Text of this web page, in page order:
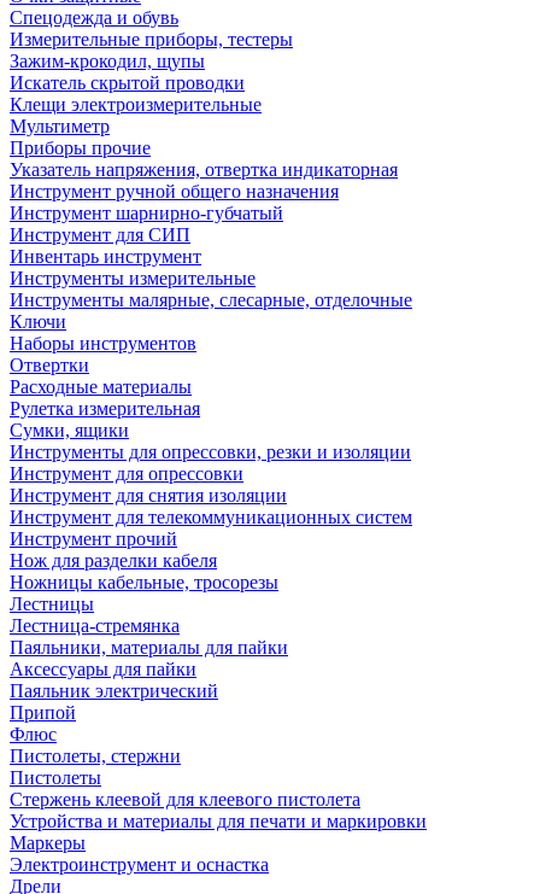
Спецодежда и обувь
Измерительные приборы, тестеры
Зажим-крокодил, щупы
Искатель скрытой проводки
Клещи электроизмерительные
Мультиметр
Приборы прочие
Указатель напряжения, отвертка индикаторная
Инструмент ручной общего назначения
Инструмент шарнирно-губчатый
Инструмент для СИП
Инвентарь инструмент
Инструменты измерительные
Инструменты малярные, слесарные, отделочные
Ключи
Наборы инструментов
Отвертки
Расходные материалы
Рулетка измерительная
Сумки, ящики
Инструменты для опрессовки, резки и изоляции
Инструмент для опрессовки
Инструмент для снятия изоляции
Инструмент для телекоммуникационных систем
Инструмент прочий
Нож для разделки кабеля
Ножницы кабельные, тросорезы
Лестницы
Лестница-стремянка
Паяльники, материалы для пайки
Аксессуары для пайки
Паяльник электрический
Припой
Флюс
Пистолеты, стержни
Пистолеты
Стержень клеевой для клеевого пистолета
Устройства и материалы для печати и маркировки
Маркеры
Электроинструмент и оснастка
Дрели